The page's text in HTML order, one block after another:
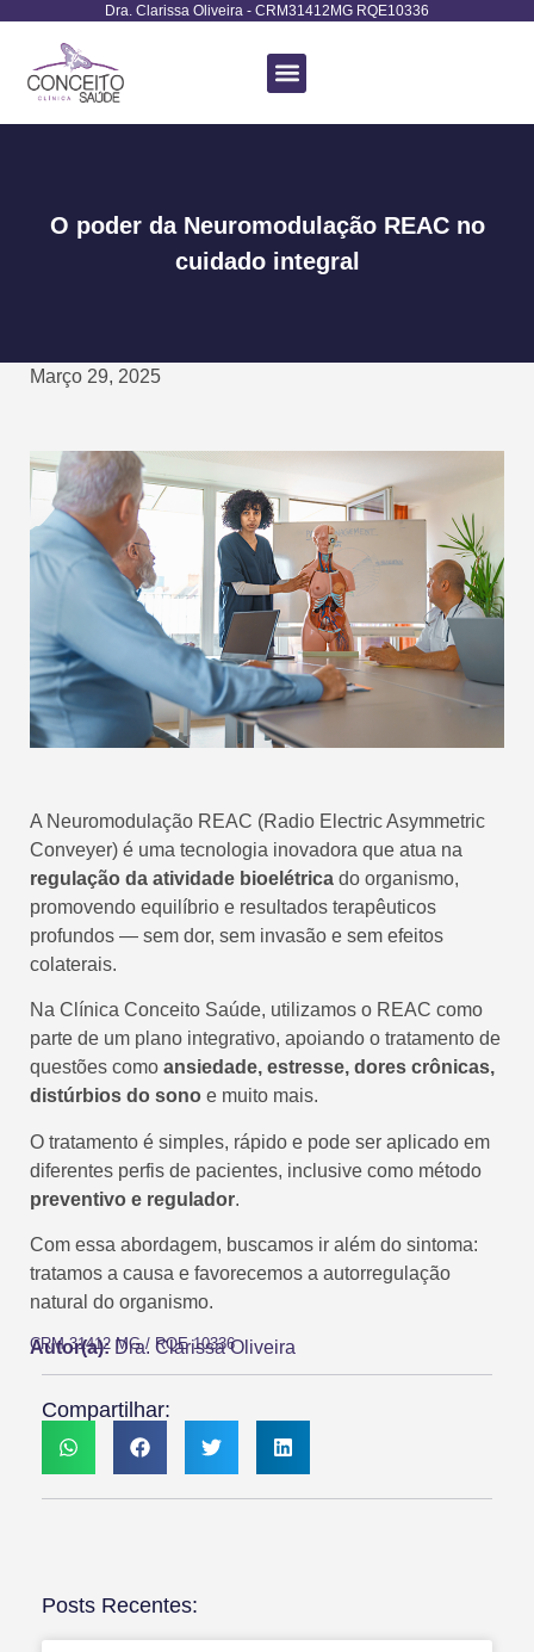
Dra. Clarissa Oliveira - CRM31412MG RQE10336
O poder da Neuromodulação REAC no
cuidado integral
Março 29, 2025
A Neuromodulação REAC (Radio Electric Asymmetric
Conveyer) é uma tecnologia inovadora que atua na
regulação da atividade bioelétrica do organismo,
promovendo equilíbrio e resultados terapêuticos
profundos — sem dor, sem invasão e sem efeitos
colaterais.
Na Clínica Conceito Saúde, utilizamos o REAC como
parte de um plano integrativo, apoiando o tratamento de
questões como ansiedade, estresse, dores crônicas,
distúrbios do sono e muito mais.
O tratamento é simples, rápido e pode ser aplicado em
diferentes perfis de pacientes, inclusive como método
preventivo e regulador.
Com essa abordagem, buscamos ir além do sintoma:
tratamos a causa e favorecemos a autorregulação
natural do organismo.
Autor(a):Dra. Clarissa Oliveira
CRM 31412 MG / RQE 10336
Compartilhar:
Posts Recentes: